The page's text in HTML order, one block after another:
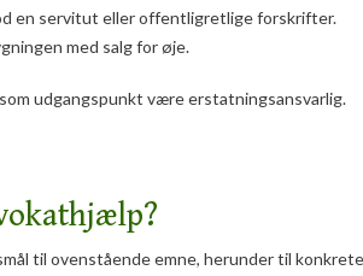
en servitut eller offentligretlige forskrifter.
med salg for øje.
udgangspunkt være erstatningsansvarlig.​
til ovenstående emne, herunder til